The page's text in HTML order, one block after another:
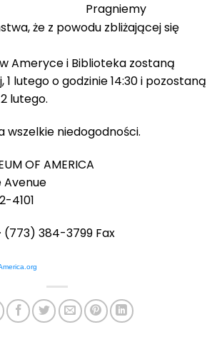
Pragniemy
że z powodu zbliżającej się
Ameryce i Biblioteka zostaną
1 lutego o godzinie 14:30 i pozostaną
lutego.
wszelkie niedogodności.
OF AMERICA
Avenue
4101
(773) 384-3799 Fax